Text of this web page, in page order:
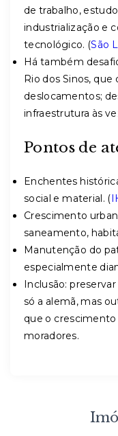
de trabalho,
industrialização e
tecnológico. (São
Há também
Rio dos Sinos, que
deslocamentos;
infraestrutura às
Pontos de
Enchentes
social e material. (
Crescimento
saneamento,
Manutenção do
especialmente
Inclusão:
só a alemã, mas
que o
moradores.